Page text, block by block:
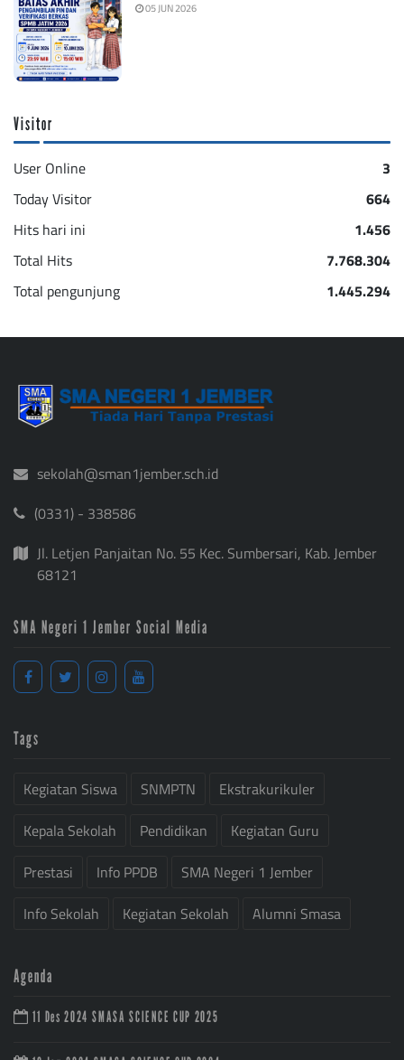
05 JUN 2026
Visitor
User Online
3
Today Visitor
664
Hits hari ini
1.456
Total Hits
7.768.304
Total pengunjung
1.445.294
sekolah@sman1jember.sch.id
(0331) - 338586
Jl. Letjen Panjaitan No. 55 Kec. Sumbersari, Kab. Jember
68121
SMA Negeri 1 Jember Social Media
Tags
Kegiatan Siswa SNMPTN
Ekstrakurikuler
Kepala Sekolah
Pendidikan
Kegiatan Guru
Prestasi
Info PPDB
SMA Negeri 1 Jember
Info Sekolah
Kegiatan Sekolah Alumni Smasa
Agenda
11 Des 2024 SMASA SCIENCE CUP 2025